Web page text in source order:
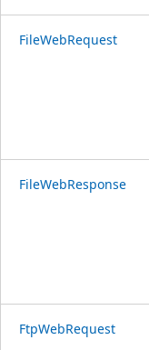
FileWebRequest
FileWebResponse
FtpWebRequest